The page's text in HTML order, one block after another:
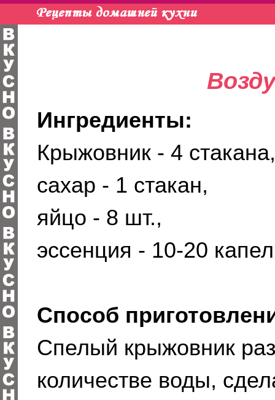
Ингредиенты:
Крыжовник - 4 стакана,
сахар - 1 стакан,
яйцо - 8 шт.,
эссенция - 10-20
Способ
Спелый крыжовник
количестве воды,